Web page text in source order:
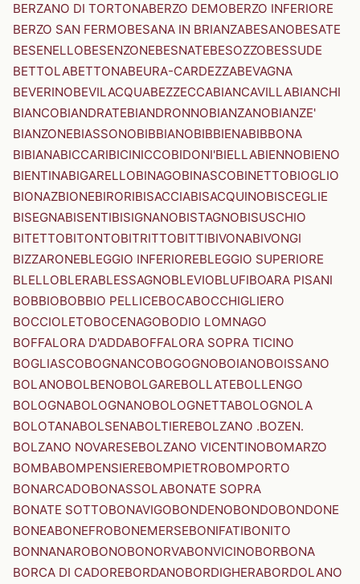
BERZANO DI TORTONABERZO DEMOBERZO INFERIORE
BERZO SAN FERMOBESANA IN BRIANZABESANOBESATE
BESENELLOBESENZONEBESNATEBESOZZOBESSUDE
BETTOLABETTONABEURA-CARDEZZABEVAGNA
BEVERINOBEVILACQUABEZZECCABIANCAVILLABIANCHI
BIANCOBIANDRATEBIANDRONNOBIANZANOBIANZE'
BIANZONEBIASSONOBIBBIANOBIBBIENABIBBONA
BIBIANABICCARIBICINICCOBIDONI'BIELLABIENNOBIENO
BIENTINABIGARELLOBINAGOBINASCOBINETTOBIOGLIO
BIONAZBIONEBIRORIBISACCIABISACQUINOBISCEGLIE
BISEGNABISENTIBISIGNANOBISTAGNOBISUSCHIO
BITETTOBITONTOBITRITTOBITTIBIVONABIVONGI
BIZZARONEBLEGGIO INFERIOREBLEGGIO SUPERIORE
BLELLOBLERABLESSAGNOBLEVIOBLUFIBOARA PISANI
BOBBIOBOBBIO PELLICEBOCABOCCHIGLIERO
BOCCIOLETOBOCENAGOBODIO LOMNAGO
BOFFALORA D'ADDABOFFALORA SOPRA TICINO
BOGLIASCOBOGNANCOBOGOGNOBOIANOBOISSANO
BOLANOBOLBENOBOLGAREBOLLATEBOLLENGO
BOLOGNABOLOGNANOBOLOGNETTABOLOGNOLA
BOLOTANABOLSENABOLTIEREBOLZANO .BOZEN.
BOLZANO NOVARESEBOLZANO VICENTINOBOMARZO
BOMBABOMPENSIEREBOMPIETROBOMPORTO
BONARCADOBONASSOLABONATE SOPRA
BONATE SOTTOBONAVIGOBONDENOBONDOBONDONE
BONEABONEFROBONEMERSEBONIFATIBONITO
BONNANAROBONOBONORVABONVICINOBORBONA
BORCA DI CADOREBORDANOBORDIGHERABORDOLANO